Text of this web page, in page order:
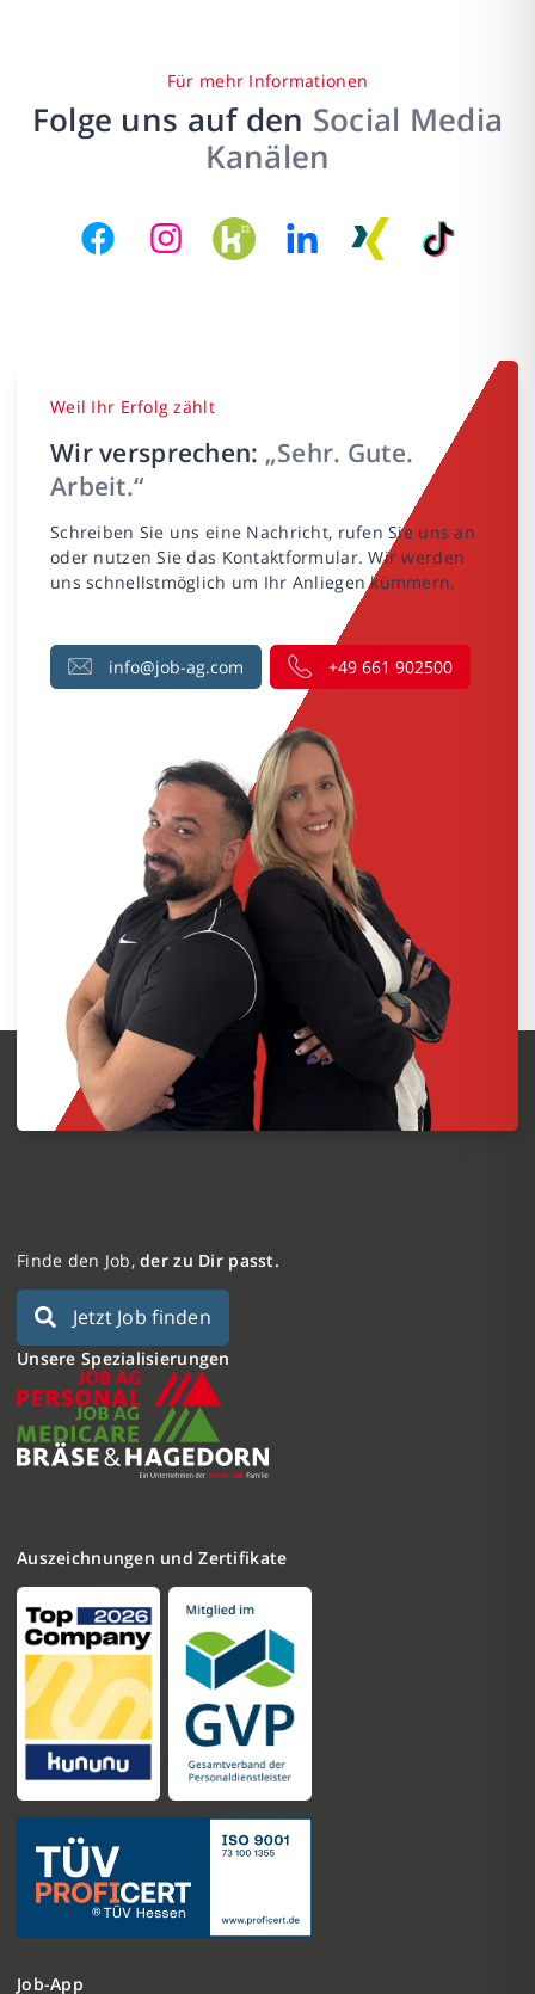
Für mehr Informationen
Folge uns auf den Social Media
Kanälen
Weil Ihr Erfolg zählt
Wir versprechen: „Sehr. Gute.
Arbeit.“
Schreiben Sie uns eine Nachricht, rufen Sie uns an
oder nutzen Sie das Kontaktformular. Wir werden
uns schnellstmöglich um Ihr Anliegen kümmern.
info@job-ag.com +49 661 902500
Finde den Job,der zu Dir passt.
Jetzt Job finden
Unsere Spezialisierungen
Auszeichnungen und Zertifikate
Job-App